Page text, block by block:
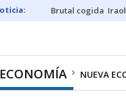
Brutal cogida
ECONOMÍA NUEVA